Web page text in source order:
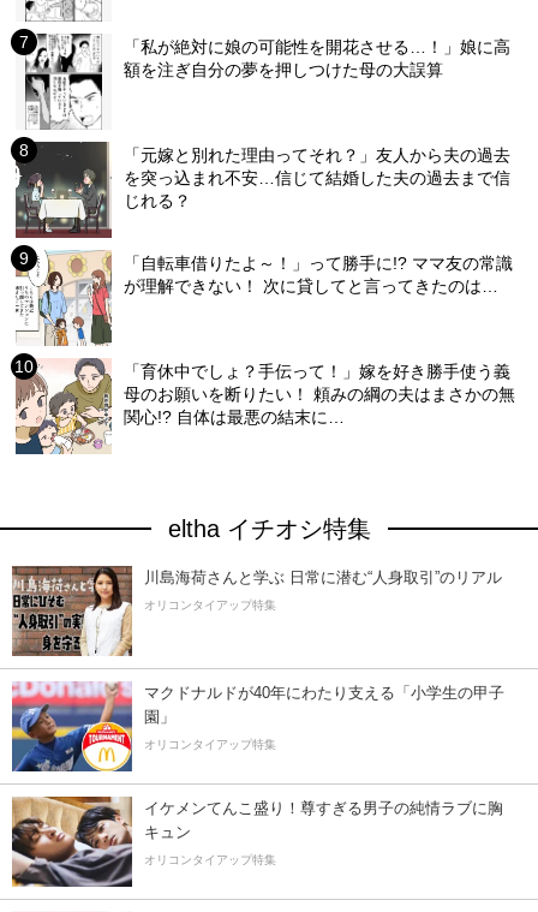
「私が絶対に娘の可能性を開花させる…！」娘に高
額を注ぎ自分の夢を押しつけた母の大誤算
「元嫁と別れた理由ってそれ？」友人から夫の過去
を突っ込まれ不安…信じて結婚した夫の過去まで信
じれる？
「自転車借りたよ～！」って勝手に!? ママ友の常識
が理解できない！ 次に貸してと言ってきたのは…
「育休中でしょ？手伝って！」嫁を好き勝手使う義
母のお願いを断りたい！ 頼みの綱の夫はまさかの無
関心!? 自体は最悪の結末に…
eltha イチオシ特集
川島海荷さんと学ぶ 日常に潜む“人身取引”のリアル
オリコンタイアップ特集
マクドナルドが40年にわたり支える「小学生の甲子
園」
オリコンタイアップ特集
イケメンてんこ盛り！尊すぎる男子の純情ラブに胸
キュン
オリコンタイアップ特集